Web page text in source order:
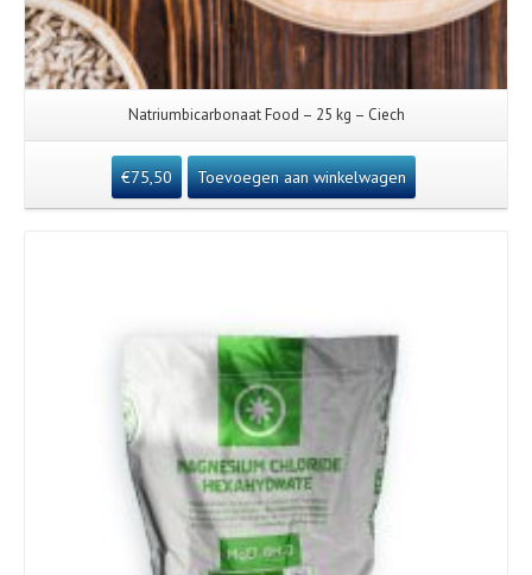
Natriumbicarbonaat Food – 25 kg – Ciech
€75,50 Toevoegen aan winkelwagen
Details